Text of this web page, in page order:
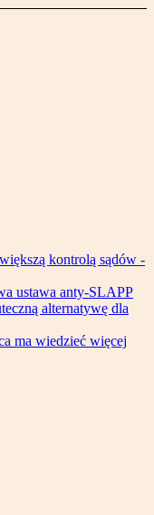
kontrolą sądów -
ustawa anty-SLAPP
alternatywę dla
ma wiedzieć więcej